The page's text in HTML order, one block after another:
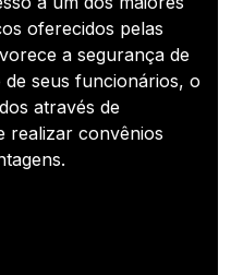
oferecidos pelas
a segurança de
de seus funcionários, o
através de
realizar convênios